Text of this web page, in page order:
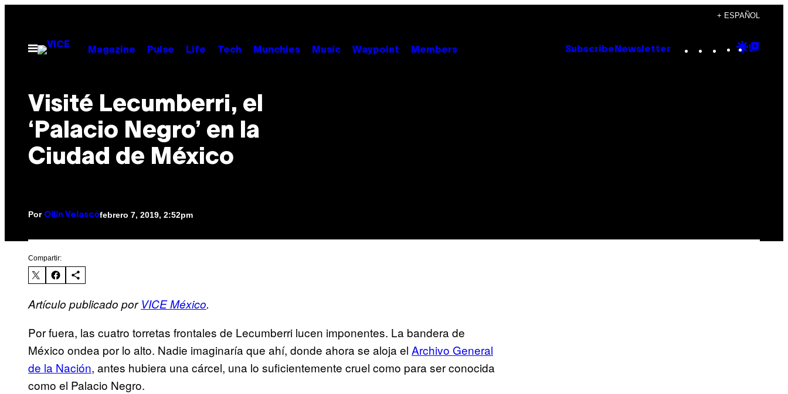
contenido
+ ESPAÑOL
Abrir
Menú
Magazine Pulse Life Tech Munchies Music Waypoint Members Subscribe Newsletter Instagram
TikTok
YouTube
Google
Visité Lecumberri, el
‘Palacio Negro’ en la
Ciudad de México
Por Ollin Velascofebrero 7, 2019, 2:52pm
Compartir:
Artículo publicado porVICE México.
Por fuera, las cuatro torretas frontales de Lecumberri lucen imponentes. La bandera de
México ondea por lo alto. Nadie imaginaría que ahí, donde ahora se aloja el Archivo General
de la Nación, antes hubiera una cárcel, una lo suficientemente cruel como para ser conocida
como el Palacio Negro.